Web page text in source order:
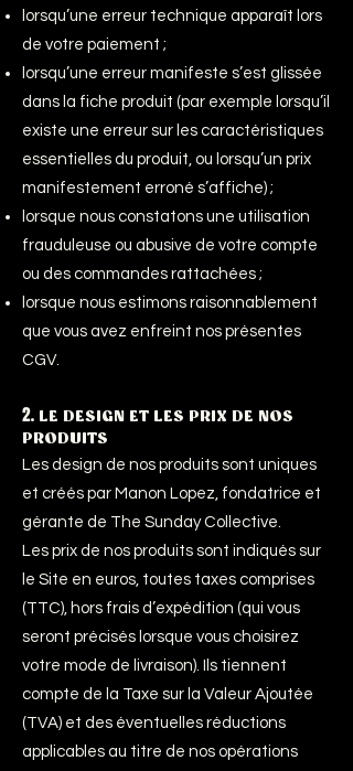
lorsqu’une erreur technique apparaît lors
de votre paiement ;
lorsqu’une erreur manifeste s’est glissée
dans la fiche produit (par exemple lorsqu’il
existe une erreur sur les caractéristiques
essentielles du produit, ou lorsqu’un prix
manifestement erroné s’affiche) ;
lorsque nous constatons une utilisation
frauduleuse ou abusive de votre compte
ou des commandes rattachées ;
lorsque nous estimons raisonnablement
que vous avez enfreint nos présentes
CGV.
2. LE DESIGN ET LES PRIX DE NOS
PRODUITS
Les design de nos produits sont uniques
et créés par Manon Lopez, fondatrice et
gérante de The Sunday Collective.
Les prix de nos produits sont indiqués sur
le Site en euros, toutes taxes comprises
(TTC), hors frais d’expédition (qui vous
seront précisés lorsque vous choisirez
votre mode de livraison). Ils tiennent
compte de la Taxe sur la Valeur Ajoutée
(TVA) et des éventuelles réductions
applicables au titre de nos opérations